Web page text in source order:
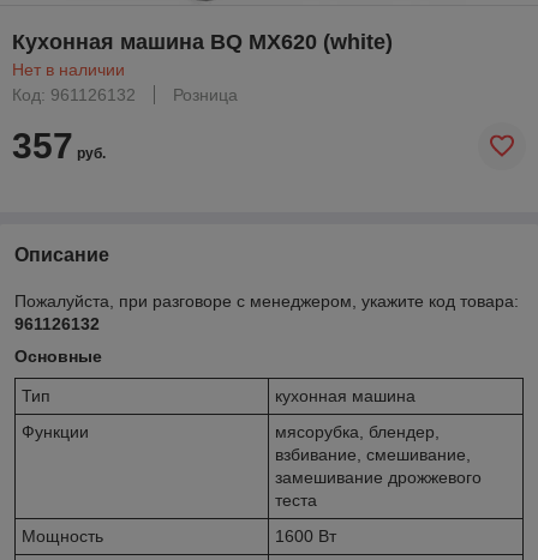
Кухонная машина BQ MX620 (white)
Нет в наличии
Код: 961126132
Розница
357 руб.
Описание
Пожалуйста, при разговоре с менеджером, укажите код товара:
961126132
Основные
Тип
кухонная машина
Функции
мясорубка, блендер,
взбивание, смешивание,
замешивание дрожжевого
теста
Мощность
1600 Вт